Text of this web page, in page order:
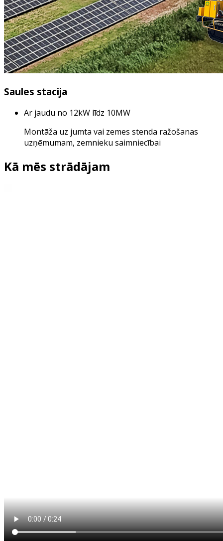
Saules stacija
Ar jaudu no 12kW līdz 10MW
Montāža uz jumta vai zemes stenda ražošanas
uzņēmumam, zemnieku saimniecībai
Kā mēs strādājam